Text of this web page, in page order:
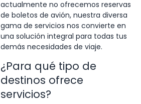
actualmente no ofrecemos reservas
de boletos de avión, nuestra diversa
gama de servicios nos convierte en
una solución integral para todas tus
demás necesidades de viaje.
¿Para qué tipo de
destinos ofrece
servicios?